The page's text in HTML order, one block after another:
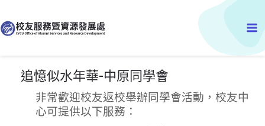
至
主
追憶似水年華-中原同學會
非常歡迎校友返校舉辦同學會活動，校友中
心可提供以下服務：